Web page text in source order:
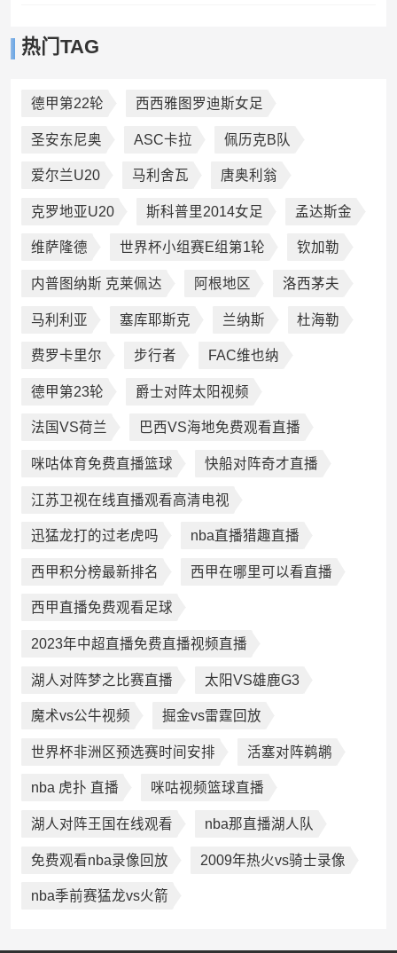
热门TAG
德甲第22轮 西西雅图罗迪斯女足
圣安东尼奥 ASC卡拉 佩历克B队
爱尔兰U20 马利舍瓦 唐奥利翁
克罗地亚U20 斯科普里2014女足 孟达斯金
维萨隆德 世界杯小组赛E组第1轮 钦加勒
内普图纳斯 克莱佩达 阿根地区 洛西茅夫
马利利亚 塞库耶斯克 兰纳斯 杜海勒
费罗卡里尔 步行者 FAC维也纳
德甲第23轮 爵士对阵太阳视频
法国VS荷兰 巴西VS海地免费观看直播
咪咕体育免费直播篮球 快船对阵奇才直播
江苏卫视在线直播观看高清电视
迅猛龙打的过老虎吗 nba直播猎趣直播
西甲积分榜最新排名 西甲在哪里可以看直播
西甲直播免费观看足球
2023年中超直播免费直播视频直播
湖人对阵梦之比赛直播 太阳VS雄鹿G3
魔术vs公牛视频 掘金vs雷霆回放
世界杯非洲区预选赛时间安排 活塞对阵鹈鹕
nba 虎扑 直播 咪咕视频篮球直播
湖人对阵王国在线观看 nba那直播湖人队
免费观看nba录像回放 2009年热火vs骑士录像
nba季前赛猛龙vs火箭